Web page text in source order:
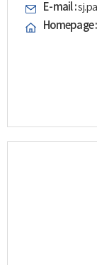
E-mail :
Homepage :